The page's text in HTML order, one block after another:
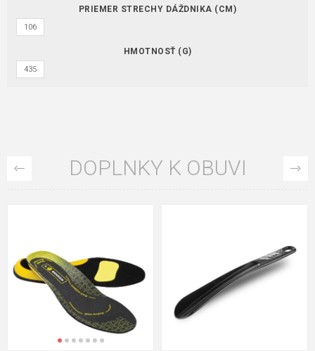
PRIEMER STRECHY DÁŽDNIKA (CM)
106
HMOTNOSŤ (G)
435
DOPLNKY K OBUVI